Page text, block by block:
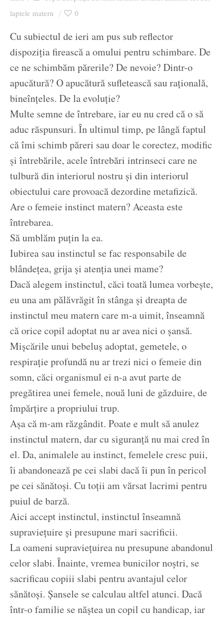
laptele matern 0
Cu subiectul de ieri am pus sub reflector
dispoziția firească a omului pentru schimbare. De
ce ne schimbăm părerile? De nevoie? Dintr-o
apucătură? O apucătură sufletească sau rațională,
bineînțeles. De la evoluție?
Multe semne de întrebare, iar eu nu cred că o să
aduc răspunsuri. În ultimul timp, pe lângă faptul
că îmi schimb păreri sau doar le corectez, modific
și întrebările, acele întrebări intrinseci care ne
tulbură din interiorul nostru și din interiorul
obiectului care provoacă dezordine metafizică.
Are o femeie instinct matern? Aceasta este
întrebarea.
Să umblăm puțin la ea.
Iubirea sau instinctul se fac responsabile de
blândețea, grija și atenția unei mame?
Dacă alegem instinctul, căci toată lumea vorbește,
eu una am pălăvrăgit în stânga și dreapta de
instinctul meu matern care m-a uimit, înseamnă
că orice copil adoptat nu ar avea nici o șansă.
Mișcările unui bebeluș adoptat, gemetele, o
respirație profundă nu ar trezi nici o femeie din
somn, căci organismul ei n-a avut parte de
pregătirea unei femele, nouă luni de găzduire, de
împărțire a propriului trup.
Așa că m-am răzgândit. Poate e mult să anulez
instinctul matern, dar cu siguranță nu mai cred în
el. Da, animalele au instinct, femelele cresc puii,
îi abandonează pe cei slabi dacă îi pun în pericol
pe cei sănătoși. Cu toții am vărsat lacrimi pentru
puiul de barză.
Aici accept instinctul, instinctul înseamnă
supraviețuire și presupune mari sacrificii.
La oameni supraviețuirea nu presupune abandonul
celor slabi. Înainte, vremea bunicilor noștri, se
sacrificau copiii slabi pentru avantajul celor
sănătoși. Șansele se calculau altfel atunci. Dacă
într-o familie se năștea un copil cu handicap, iar